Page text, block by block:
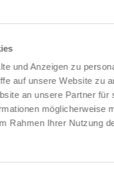
und Anzeigen zu
auf unsere Website zu
an unsere Partner
möglicherweise
Rahmen Ihrer Nutzung
données de CAO